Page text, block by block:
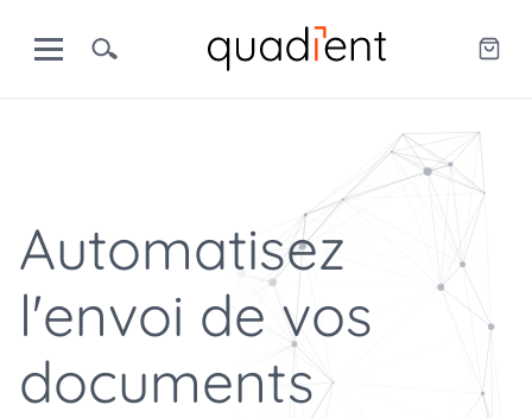
Automatisez
l'envoi de vos
documents